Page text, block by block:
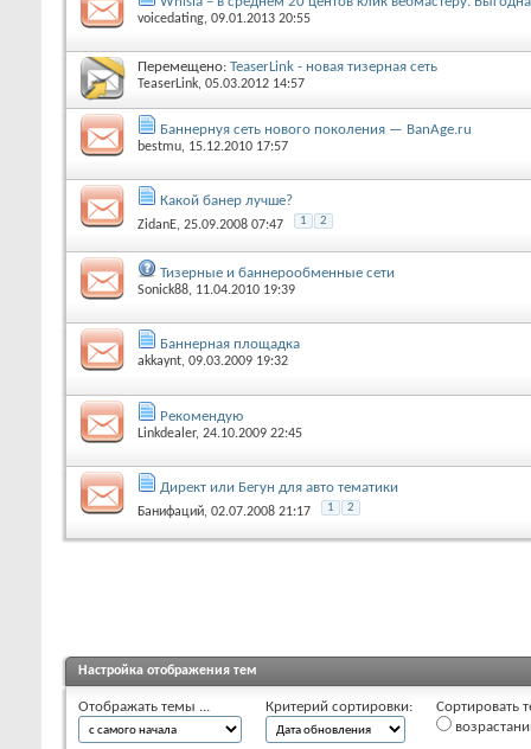
voicedating, 09.01.2013 20:55
Перемещено: TeaserLink - новая тизерная сеть
TeaserLink, 05.03.2012 14:57
Баннернуя сеть нового поколения — BanAge.ru
bestmu, 15.12.2010 17:57
Какой банер лучше?
ZidanE, 25.09.2008 07:47 1 2
Тизерные и баннерообменные сети
Sonick88, 11.04.2010 19:39
Баннерная площадка
akkaynt, 09.03.2009 19:32
Рекомендую
Linkdealer, 24.10.2009 22:45
Директ или Бегун для авто тематики
Банифаций, 02.07.2008 21:17 1 2
Настройка отображения тем
Отображать темы ... Критерий сортировки:
Сортировать